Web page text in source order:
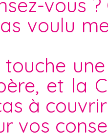
vous
voulu
et la
à
vos